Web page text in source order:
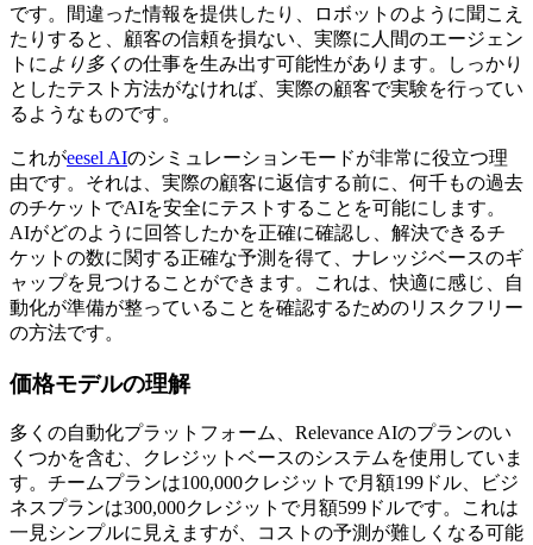
です。間違った情報を提供したり、ロボットのように聞こえ
たりすると、顧客の信頼を損ない、実際に人間のエージェン
トに より多くの仕事を生み出す可能性があります。しっかり
としたテスト方法がなければ、実際の顧客で実験を行ってい
るようなものです。
これがeesel AIのシミュレーションモードが非常に役立つ理
由です。それは、実際の顧客に返信する前に、何千もの過去
のチケットでAIを安全にテストすることを可能にします。
AIがどのように回答したかを正確に確認し、解決できるチ
ケットの数に関する正確な予測を得て、ナレッジベースのギ
ャップを見つけることができます。これは、快適に感じ、自
動化が準備が整っていることを確認するためのリスクフリー
の方法です。
価格モデルの理解
多くの自動化プラットフォーム、Relevance AIのプランのい
くつかを含む、クレジットベースのシステムを使用していま
す。チームプランは100,000クレジットで月額199ドル、ビジ
ネスプランは300,000クレジットで月額599ドルです。これは
一見シンプルに見えますが、コストの予測が難しくなる可能